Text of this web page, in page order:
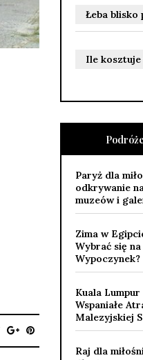
Paryż dla
odkrywanie
muzeów i
Zima w
Wybrać się
Wypoczynek?
Kuala Lumpur
Wspaniałe
Malezyjskiej
Raj dla